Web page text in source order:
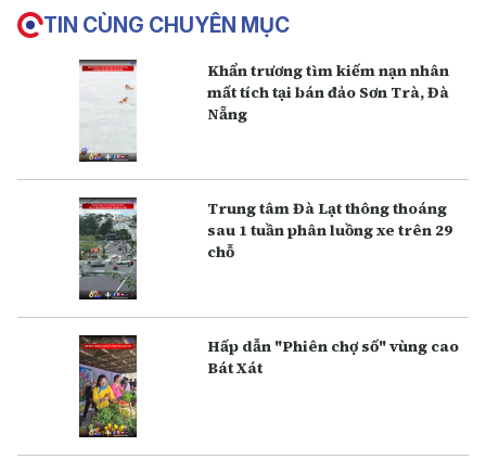
TIN CÙNG CHUYÊN MỤC
Khẩn trương tìm kiếm nạn nhân
mất tích tại bán đảo Sơn Trà, Đà
Nẵng
Trung tâm Đà Lạt thông thoáng
sau 1 tuần phân luồng xe trên 29
chỗ
Hấp dẫn "Phiên chợ số" vùng cao
Bát Xát